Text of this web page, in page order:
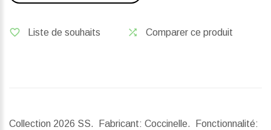
Liste de souhaits Comparer ce produit
Collection 2026 SS. Fabricant: Coccinelle. Fonctionnalité: